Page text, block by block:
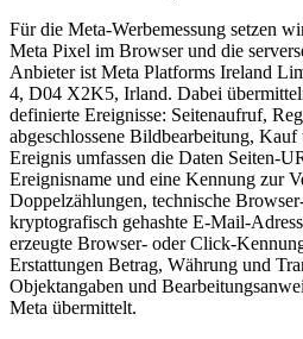
Für die Meta-Werbemessung setzen
Meta Pixel im Browser und die
Anbieter ist Meta Platforms Ireland
4, D04 X2K5, Irland. Dabei
definierte Ereignisse: Seitenaufruf,
abgeschlossene Bildbearbeitung, Kauf
Ereignis umfassen die Daten Seiten-
Ereignisname und eine Kennung zur
Doppelzählungen, technische
kryptografisch gehashte E-Mail-
erzeugte Browser- oder Click-
Erstattungen Betrag, Währung und
Objektangaben und
Meta übermittelt.